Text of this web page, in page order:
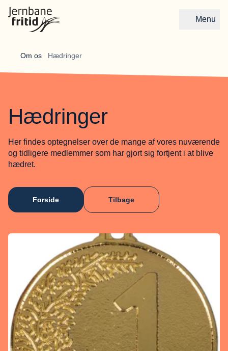
Menu
Om os Hædringer
Hædringer
Her findes optegnelser over de mange af vores nuværende
og tidligere medlemmer som har gjort sig fortjent i at blive
hædret.
Forside Tilbage